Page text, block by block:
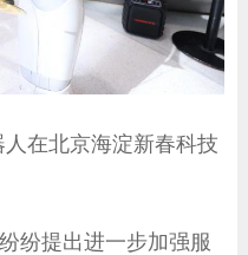
在北京海淀新春科技
纷提出进一步加强服